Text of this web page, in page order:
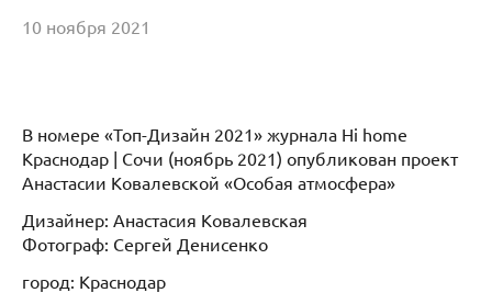
10 ноября 2021
В номере «Топ-Дизайн 2021» журнала Hi home
Краснодар | Сочи (ноябрь 2021) опубликован проект
Анастасии Ковалевской «Особая атмосфера»
Дизайнер: Анастасия Ковалевская
Фотограф: Сергей Денисенко
город: Краснодар